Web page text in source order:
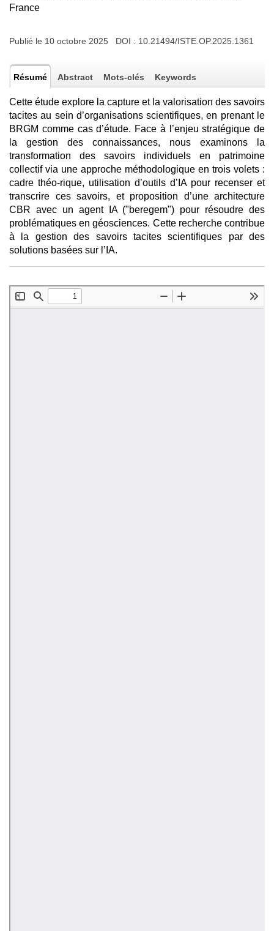
France
Publié le 10 octobre 2025 DOI : 10.21494/ISTE.OP.2025.1361
Résumé Abstract Mots-clés Keywords
Cette étude explore la capture et la valorisation des savoirs
tacites au sein d’organisations scientifiques, en prenant le
BRGM comme cas d’étude. Face à l’enjeu stratégique de
la gestion des connaissances, nous examinons la
transformation des savoirs individuels en patrimoine
collectif via une approche méthodologique en trois volets :
cadre théo-rique, utilisation d’outils d’IA pour recenser et
transcrire ces savoirs, et proposition d’une architecture
CBR avec un agent IA ("beregem") pour résoudre des
problématiques en géosciences. Cette recherche contribue
à la gestion des savoirs tacites scientifiques par des
solutions basées sur l’IA.